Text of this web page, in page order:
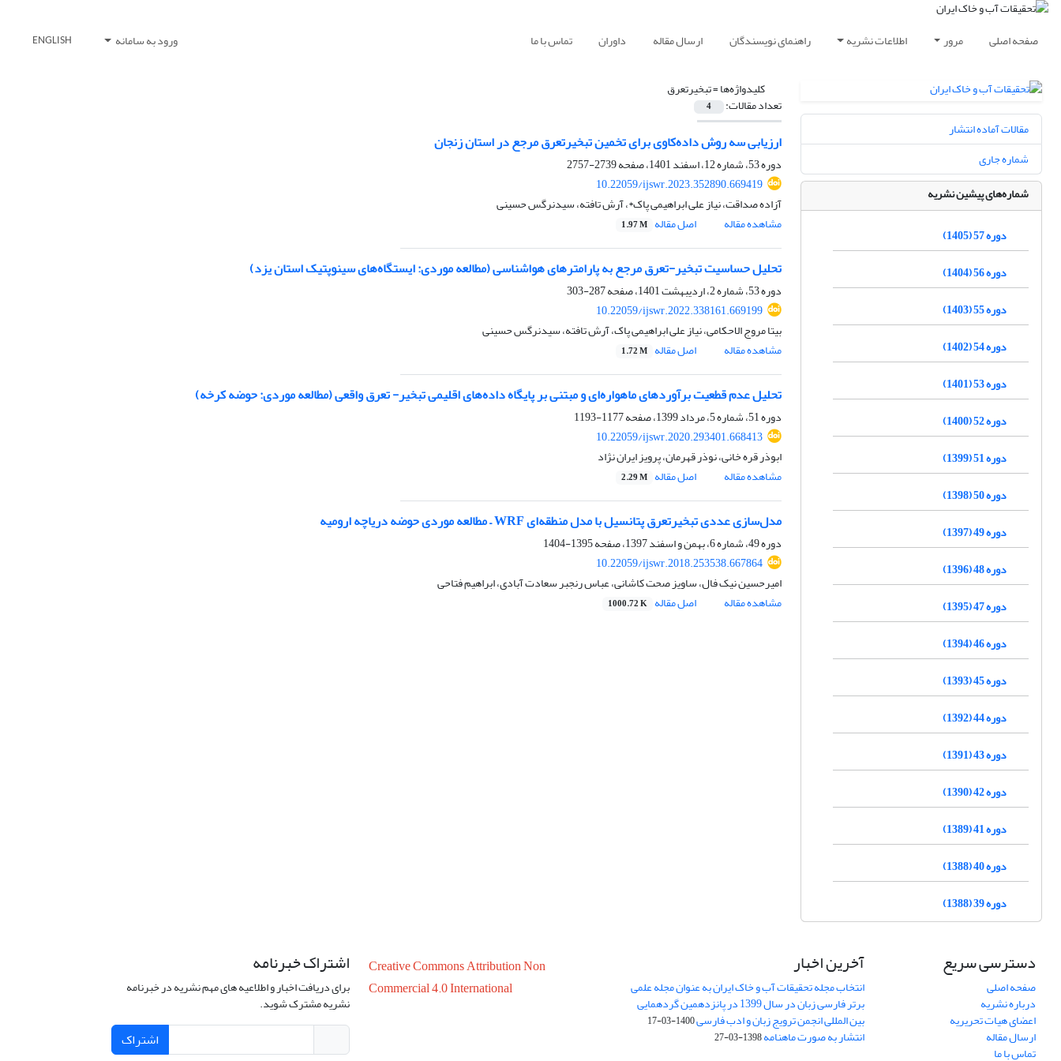
صفحه اصلی مرور اطلاعات نشریه راهنمای نویسندگان ارسال مقاله داوران تماس با ما ورود به سامانه ENGLISH
کلیدواژه‌ها =تبخیرتعرق
تعداد مقالات: 4
ارزیابی سه روش داده‌کاوی برای تخمین تبخیرتعرق مرجع در استان زنجان
دوره 53، شماره 12، اسفند 1401، صفحه
2739-2757
10.22059/ijswr.2023.352890.669419
آزاده صداقت، نیاز علی ابراهیمی پاک*، آرش تافته، سیدنرگس حسینی
مشاهده مقاله
اصل مقاله 1.97 M
تحلیل حساسیت تبخیر-تعرق مرجع به پارامترهای هواشناسی (مطالعه موردی: ایستگاه‌های سینوپتیک استان یزد)
دوره 53، شماره 2، اردیبهشت 1401، صفحه
287-303
10.22059/ijswr.2022.338161.669199
بیتا مروج الاحکامی، نیاز علی ابراهیمی پاک، آرش تافته، سیدنرگس حسینی
مشاهده مقاله
اصل مقاله 1.72 M
تحلیل عدم قطعیت برآوردهای ماهواره‌ای و مبتنی بر پایگاه داده‌های اقلیمی تبخیر- تعرق واقعی (مطالعه موردی: حوضه کرخه)
دوره 51، شماره 5، مرداد 1399، صفحه
1177-1193
10.22059/ijswr.2020.293401.668413
ابوذر قره خانی، نوذر قهرمان، پرویز ایران نژاد
مشاهده مقاله
اصل مقاله 2.29 M
مدل‌سازی عددی تبخیرتعرق پتانسیل با مدل منطقه‌ای WRF – مطالعه موردی حوضه دریاچه ارومیه
دوره 49، شماره 6، بهمن و اسفند 1397، صفحه
1395-1404
10.22059/ijswr.2018.253538.667864
امیرحسین نیک فال، ساویز صحت کاشانی، عباس رنجبر سعادت آبادی، ابراهیم فتاحی
مشاهده مقاله
اصل مقاله 1000.72 K
مقالات آماده انتشار
شماره جاری
شماره‌های پیشین نشریه
دوره 57 (1405)
دوره 56 (1404)
دوره 55 (1403)
دوره 54 (1402)
دوره 53 (1401)
دوره 52 (1400)
دوره 51 (1399)
دوره 50 (1398)
دوره 49 (1397)
دوره 48 (1396)
دوره 47 (1395)
دوره 46 (1394)
دوره 45 (1393)
دوره 44 (1392)
دوره 43 (1391)
دوره 42 (1390)
دوره 41 (1389)
دوره 40 (1388)
دوره 39 (1388)
دسترسی سریع
صفحه اصلی
درباره نشریه
اعضای هیات تحریریه
ارسال مقاله
تماس با ما
آخرین اخبار
انتخاب مجله تحقیقات آب و خاک ایران به عنوان مجله علمی
برتر فارسی زبان در سال 1399 در پانزدهمین گردهمایی
بین المللی انجمن ترویج زبان و ادب فارسی1400-03-17
انتشار به صورت ماهنامه1398-03-27
Creative Commons Attribution Non
Commercial 4.0 International
اشتراک خبرنامه
برای دریافت اخبار و اطلاعیه های مهم نشریه در خبرنامه
نشریه مشترک شوید.
اشتراک